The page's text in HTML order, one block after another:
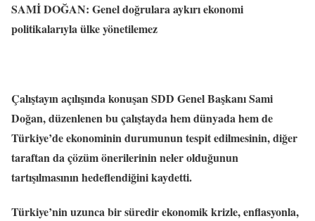
SAMİ DOĞAN: Genel doğrulara aykırı ekonomi
politikalarıyla ülke yönetilemez
Çalıştayın açılışında konuşan SDD Genel Başkanı Sami
Doğan, düzenlenen bu çalıştayda hem dünyada hem de
Türkiye’de ekonominin durumunun tespit edilmesinin, diğer
taraftan da çözüm önerilerinin neler olduğunun
tartışılmasının hedeflendiğini kaydetti.
Türkiye’nin uzunca bir süredir ekonomik krizle, enflasyonla,